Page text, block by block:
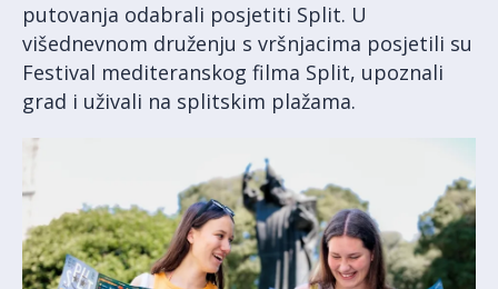
putovanja odabrali posjetiti Split. U
višednevnom druženju s vršnjacima posjetili su
Festival mediteranskog filma Split, upoznali
grad i uživali na splitskim plažama.